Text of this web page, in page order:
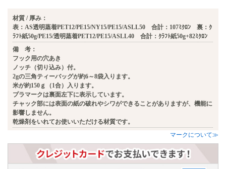
材質 / 厚み：
表：AS透明蒸着PET12/PE15/NY15/PE15/ASLL50 合計：107ﾐｸﾛﾝ 裏：ｸ
ﾗﾌﾄ紙50g/PE15/透明蒸着PET12/PE15/ASLL40 合計：ｸﾗﾌﾄ紙50g+82ﾐｸﾛﾝ
備 考：
フック用の穴あき
ノッチ（切り込み）付。
2gの三角ティーバッグが約6～8袋入ります。
米が約150ｇ（1合）入ります。
プラマークは裏面左下に表示しています。
チャック部には表面の紙の破れやシワができることがありますが、機能に
影響しません。
乾燥剤をいれてお使いいただける材質です。
マークについて≫